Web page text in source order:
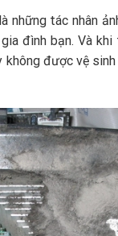
những tác nhân
đình bạn. Và
không được vệ